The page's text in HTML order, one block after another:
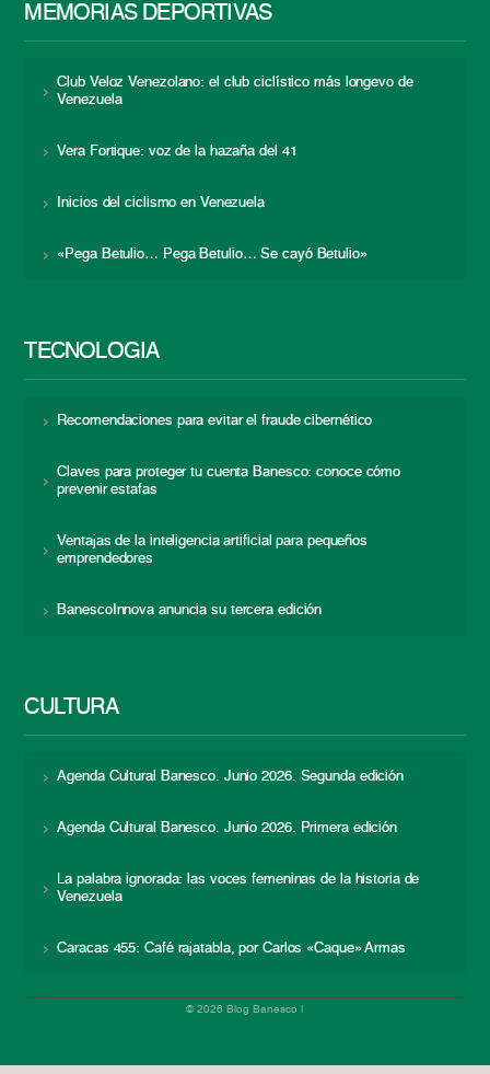
MEMORIAS DEPORTIVAS
Club Veloz Venezolano: el club ciclístico más longevo de
Venezuela
Vera Fortique: voz de la hazaña del 41
Inicios del ciclismo en Venezuela
«Pega Betulio… Pega Betulio… Se cayó Betulio»
TECNOLOGÍA
Recomendaciones para evitar el fraude cibernético
Claves para proteger tu cuenta Banesco: conoce cómo
prevenir estafas
Ventajas de la inteligencia artificial para pequeños
emprendedores
BanescoInnova anuncia su tercera edición
CULTURA
Agenda Cultural Banesco. Junio 2026. Segunda edición
Agenda Cultural Banesco. Junio 2026. Primera edición
La palabra ignorada: las voces femeninas de la historia de
Venezuela
Caracas 455: Café rajatabla, por Carlos «Caque» Armas
© 2026 Blog Banesco |